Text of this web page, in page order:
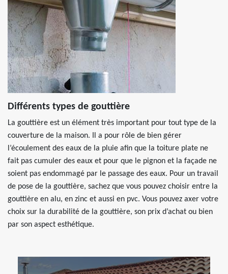
Différents types de gouttière
La gouttière est un élément très important pour tout type de la
couverture de la maison. Il a pour rôle de bien gérer
l’écoulement des eaux de la pluie afin que la toiture plate ne
fait pas cumuler des eaux et pour que le pignon et la façade ne
soient pas endommagé par le passage des eaux. Pour un travail
de pose de la gouttière, sachez que vous pouvez choisir entre la
gouttière en alu, en zinc et aussi en pvc. Vous pouvez axer votre
choix sur la durabilité de la gouttière, son prix d’achat ou bien
par son aspect esthétique.